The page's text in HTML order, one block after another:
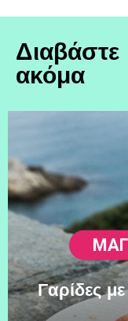
Διαβάστε
ακόμα
Γαρίδες